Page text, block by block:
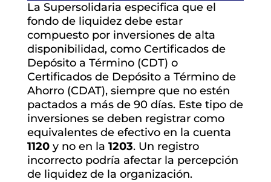
La Supersolidaria especifica que el
fondo de liquidez debe estar
compuesto por inversiones de alta
disponibilidad, como Certificados de
Depósito a Término (CDT) o
Certificados de Depósito a Término de
Ahorro (CDAT), siempre que no estén
pactados a más de 90 días. Este tipo de
inversiones se deben registrar como
equivalentes de efectivo en la cuenta
1120y no en la 1203. Un registro
incorrecto podría afectar la percepción
de liquidez de la organización.